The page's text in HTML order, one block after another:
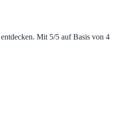
Mit 5/5 auf Basis von 4